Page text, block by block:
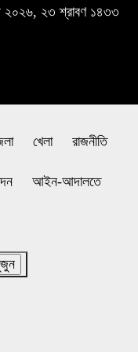
২০২৬, ২৩ শ্রাবণ ১৪৩৩
খেলা রাজনীতি
আইন-আদালতে